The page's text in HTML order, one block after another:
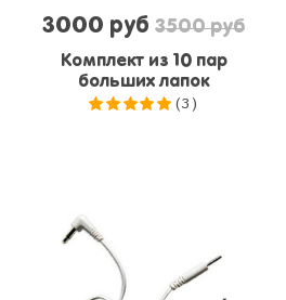
3000 руб 3500 руб
Комплект из 10 пар
больших лапок
(3)